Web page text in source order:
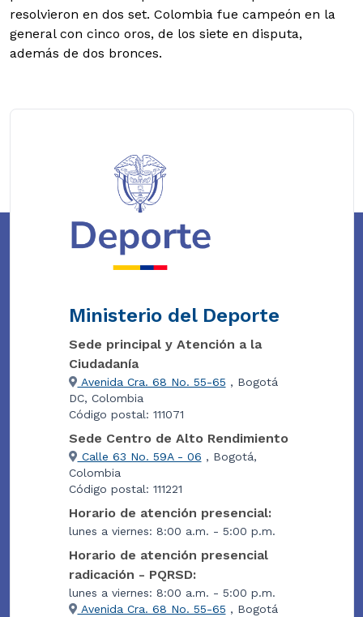
resolvieron en dos set. Colombia fue campeón en la
general con cinco oros, de los siete en disputa,
además de dos bronces.
Ministerio del Deporte
Sede principal y Atención a la
Ciudadanía
Avenida Cra. 68 No. 55-65 , Bogotá
DC, Colombia
Código postal: 111071
Sede Centro de Alto Rendimiento
Calle 63 No. 59A - 06 , Bogotá,
Colombia
Código postal: 111221
Horario de atención presencial:
lunes a viernes: 8:00 a.m. - 5:00 p.m.
Horario de atención presencial
radicación - PQRSD:
lunes a viernes: 8:00 a.m. - 5:00 p.m.
Avenida Cra. 68 No. 55-65 , Bogotá